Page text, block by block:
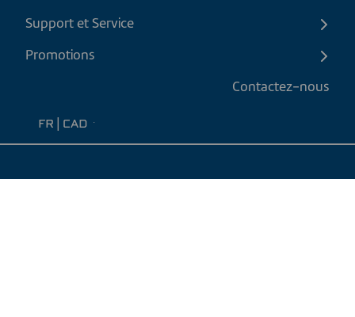
Support et Service
Promotions
Contactez-nous
FR | CAD
Politique de retour